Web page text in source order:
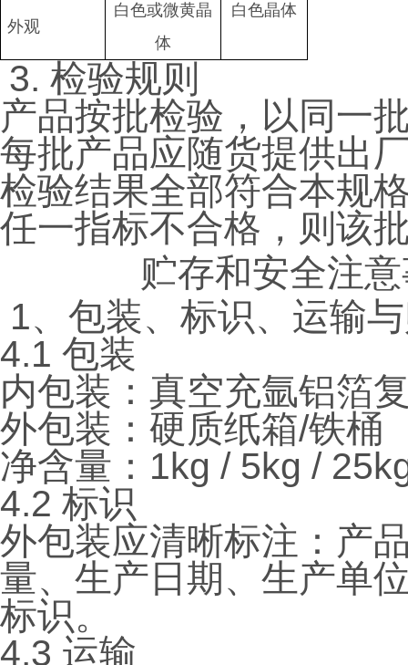
外观
白色或微黄晶
体
白色晶体
3. 检验规则
产品按批检验，以同一
每批产品应随货提供出
检验结果全部符合本规
任一指标不合格，则该
贮存和安全注
1、包装、标识、运输
4.1 包装
内包装：真空充氩铝箔
外包装：硬质纸箱/铁桶
净含量：1kg / 5kg /
4.2 标识
外包装应清晰标注：产
量、生产日期、生产单
标识。
4.3 运输